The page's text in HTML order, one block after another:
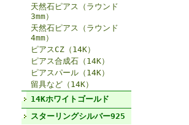
天然石ピアス（ラウンド
3mm）
天然石ピアス（ラウンド
4mm）
ピアスCZ（14K）
ピアス合成石（14K）
ピアスパール（14K）
留具など（14K）
14Kホワイトゴールド
スターリングシルバー925